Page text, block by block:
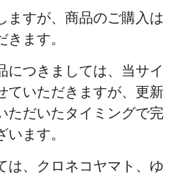
ますが、商品のご購入は
ます。
につきましては、当サイ
ていただきますが、更新
ただいたタイミングで完
ます。
は、クロネコヤマト、ゆ